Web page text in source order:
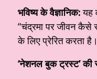
भविष्य के वैज्ञानिक:यह
“चंद्रमा पर जीवन कैसे
के लिए प्रेरित करता है।
‘नेशनल बुक ट्रस्ट’ की